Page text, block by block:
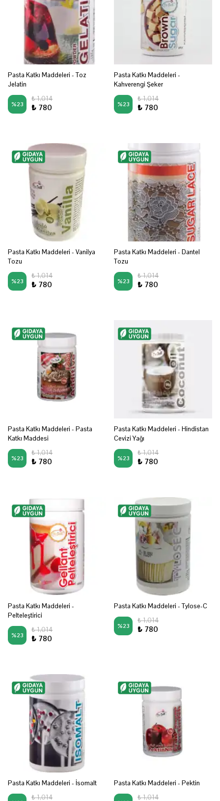
Pasta Katkı Maddeleri - Toz
Jelatin
%23
₺ 1,014
₺ 780
Pasta Katkı Maddeleri -
Kahverengi Şeker
%23
₺ 1,014
₺ 780
Pasta Katkı Maddeleri - Vanilya
Tozu
%23
₺ 1,014
₺ 780
Pasta Katkı Maddeleri - Dantel
Tozu
%23
₺ 1,014
₺ 780
Pasta Katkı Maddeleri - Pasta
Katkı Maddesi
%23
₺ 1,014
₺ 780
Pasta Katkı Maddeleri - Hindistan
Cevizi Yağı
%23
₺ 1,014
₺ 780
Pasta Katkı Maddeleri -
Pelteleştirici
%23
₺ 1,014
₺ 780
Pasta Katkı Maddeleri - Tylose-C
%23
₺ 1,014
₺ 780
Pasta Katkı Maddeleri - İsomalt
₺ 1,014
Pasta Katkı Maddeleri - Pektin
₺ 1,014